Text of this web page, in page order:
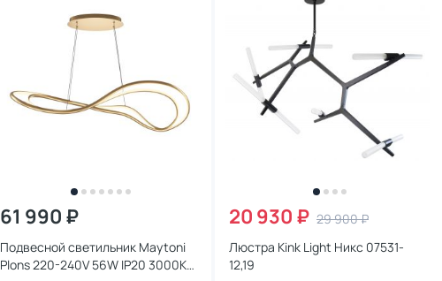
61 990 ₽
Подвесной светильник Maytoni
Plons 220-240V 56W IP20 3000K
20 930 ₽ 29 900 ₽
Люстра Kink Light Никс 07531-
12,19